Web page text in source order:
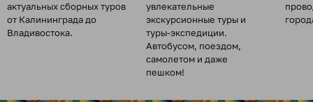
актуальных сборных туров
от Калининграда до
Владивостока.
увлекательные
экскурсионные туры и
туры-экспедиции.
Автобусом, поездом,
самолетом и даже
пешком!